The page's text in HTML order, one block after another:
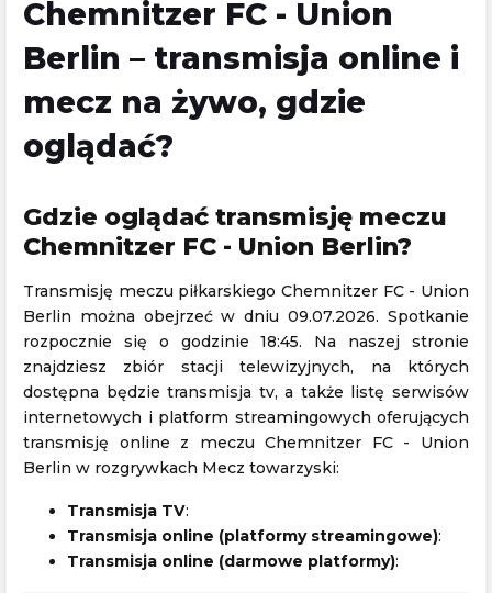
Chemnitzer FC - Union
Berlin – transmisja online i
mecz na żywo, gdzie
oglądać?
Gdzie oglądać transmisję meczu
Chemnitzer FC - Union Berlin?
Transmisję meczu piłkarskiego Chemnitzer FC - Union
Berlin można obejrzeć w dniu 09.07.2026. Spotkanie
rozpocznie się o godzinie 18:45. Na naszej stronie
znajdziesz zbiór stacji telewizyjnych, na których
dostępna będzie transmisja tv, a także listę serwisów
internetowych i platform streamingowych oferujących
transmisję online z meczu Chemnitzer FC - Union
Berlin w rozgrywkach Mecz towarzyski:
Transmisja TV:
Transmisja online (platformy streamingowe):
Transmisja online (darmowe platformy):